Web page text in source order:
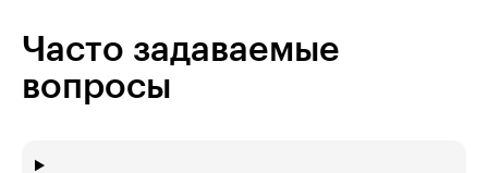
Часто задаваемые
вопросы